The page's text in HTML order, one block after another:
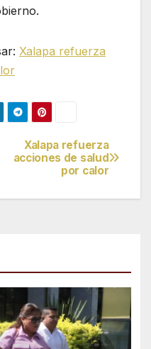
Xalapa refuerza
Xalapa refuerza
acciones de salud
por calor